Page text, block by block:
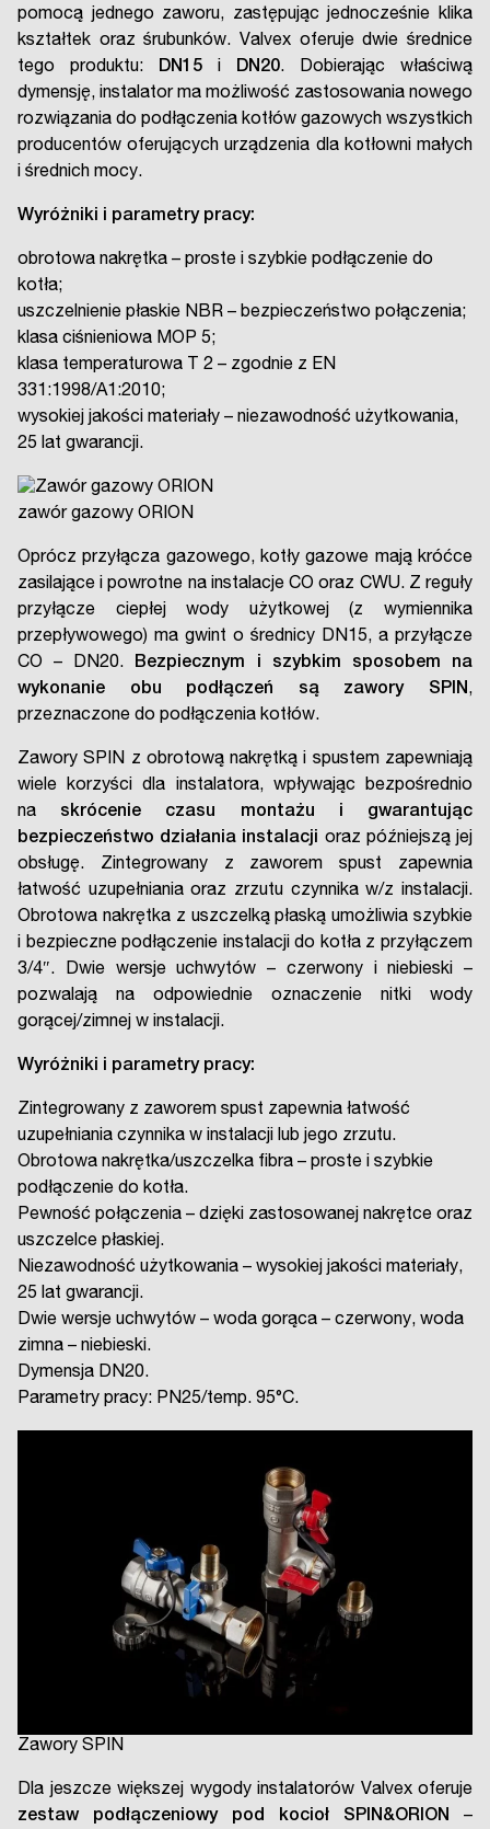
pomocą jednego zaworu, zastępując jednocześnie klika
kształtek oraz śrubunków. Valvex oferuje dwie średnice
tego produktu: DN15 i DN20. Dobierając właściwą
dymensję, instalator ma możliwość zastosowania nowego
rozwiązania do podłączenia kotłów gazowych wszystkich
producentów oferujących urządzenia dla kotłowni małych
i średnich mocy.
Wyróżniki i parametry pracy:
obrotowa nakrętka – proste i szybkie podłączenie do
kotła;
uszczelnienie płaskie NBR – bezpieczeństwo połączenia;
klasa ciśnieniowa MOP 5;
klasa temperaturowa T 2 – zgodnie z EN
331:1998/A1:2010;
wysokiej jakości materiały – niezawodność użytkowania,
25 lat gwarancji.
zawór gazowy ORION
Oprócz przyłącza gazowego, kotły gazowe mają króćce
zasilające i powrotne na instalacje CO oraz CWU. Z reguły
przyłącze ciepłej wody użytkowej (z wymiennika
przepływowego) ma gwint o średnicy DN15, a przyłącze
CO – DN20. Bezpiecznym i szybkim sposobem na
wykonanie obu podłączeń są zawory SPIN,
przeznaczone do podłączenia kotłów.
Zawory SPIN z obrotową nakrętką i spustem zapewniają
wiele korzyści dla instalatora, wpływając bezpośrednio
na skrócenie czasu montażu i gwarantując
bezpieczeństwo działania instalacji oraz późniejszą jej
obsługę. Zintegrowany z zaworem spust zapewnia
łatwość uzupełniania oraz zrzutu czynnika w/z instalacji.
Obrotowa nakrętka z uszczelką płaską umożliwia szybkie
i bezpieczne podłączenie instalacji do kotła z przyłączem
3/4″. Dwie wersje uchwytów – czerwony i niebieski –
pozwalają na odpowiednie oznaczenie nitki wody
gorącej/zimnej w instalacji.
Wyróżniki i parametry pracy:
Zintegrowany z zaworem spust zapewnia łatwość
uzupełniania czynnika w instalacji lub jego zrzutu.
Obrotowa nakrętka/uszczelka fibra – proste i szybkie
podłączenie do kotła.
Pewność połączenia – dzięki zastosowanej nakrętce oraz
uszczelce płaskiej.
Niezawodność użytkowania – wysokiej jakości materiały,
25 lat gwarancji.
Dwie wersje uchwytów – woda gorąca – czerwony, woda
zimna – niebieski.
Dymensja DN20.
Parametry pracy: PN25/temp. 95°C.
Zawory SPIN
Dla jeszcze większej wygody instalatorów Valvex oferuje
zestaw podłączeniowy pod kocioł SPIN&ORION –